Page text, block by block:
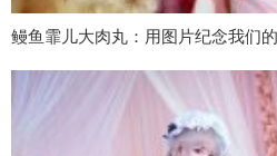
鳗鱼霏儿大肉丸：用图片纪念我们